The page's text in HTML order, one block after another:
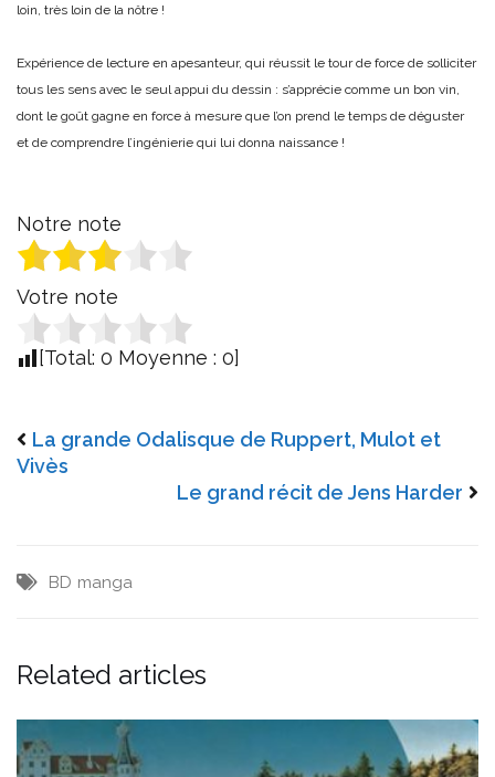
loin, très loin de la nôtre !
Expérience de lecture en apesanteur, qui réussit le tour de force de solliciter
tous les sens avec le seul appui du dessin : s’apprécie comme un bon vin,
dont le goût gagne en force à mesure que l’on prend le temps de déguster
et de comprendre l’ingénierie qui lui donna naissance !
Notre note
Votre note
[Total: 0 Moyenne : 0]
La grande Odalisque de Ruppert, Mulot et
Vivès
Le grand récit de Jens Harder
BD manga
Related articles